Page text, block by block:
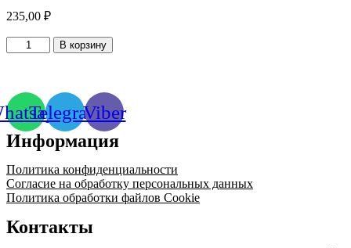
235,00 ₽
Количество
товара
11Б27п1
Ду15
г/
б
В корзину
TelegramViber
Информация
Политика конфиденциальности
Согласие на обработку персональных данных
Политика обработки файлов Cookie
Контакты